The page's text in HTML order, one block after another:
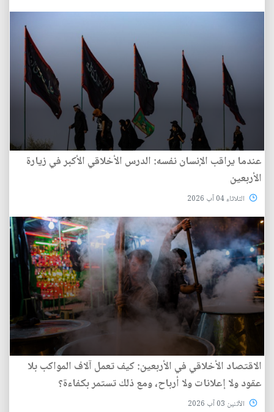
عندما يراقب الإنسان نفسه: الدرس الأخلاقي الأكبر في زيارة
الأربعين
الثلاثاء 04 آب 2026
الاقتصاد الأخلاقي في الأربعين: كيف تعمل آلاف المواكب بلا
عقود ولا إعلانات ولا أرباح، ومع ذلك تستمر بكفاءة؟
الأثنين 03 آب 2026